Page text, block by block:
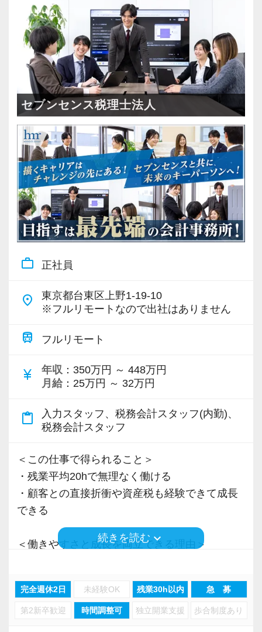
セブンセンス税理士法人
work_outline 正社員
place
東京都台東区上野1-19-10
※フルリモートなので出社はありません
train フルリモート
currency_yen 年収 ：350万円 ～ 448万円
月給 ：25万円 ～ 32万円
content_paste
入力スタッフ、税務会計スタッフ(内勤)、
税務会計スタッフ
＜この仕事で得られること＞
・残業平均20hで無理なく働ける
・顧客との直接折衝や資産税も経験できて成長
できる
＜働きやすさと成長を両立できる理由＞
・分業体制で業務負担を軽減
・顧客対応や提案業務に集中可能
・資産税や相続など専門性の高い案件あり
続きを読むkeyboard_arrow_down
完全週休2日 未経験OK 残業30h以内 急 募
第2新卒歓迎 時間調整可 独立開業支援 歩合制度あり